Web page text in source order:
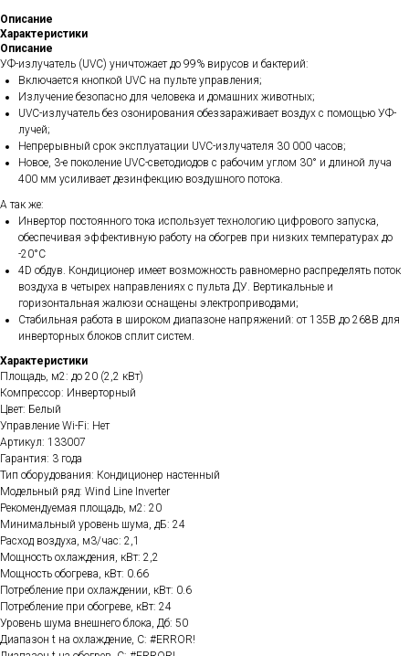
Описание
Характеристики
Описание
УФ-излучатель (UVC) уничтожает до 99% вирусов и бактерий:
Включается кнопкой UVC на пульте управления;
Излучение безопасно для человека и домашних животных;
UVC-излучатель без озонирования обеззараживает воздух с помощью УФ-
лучей;
Непрерывный срок эксплуатации UVC-излучателя 30 000 часов;
Новое, 3-е поколение UVC-светодиодов с рабочим углом 30° и длиной луча
400 мм усиливает дезинфекцию воздушного потока.
А так же:
Инвертор постоянного тока использует технологию цифрового запуска,
обеспечивая эффективную работу на обогрев при низких температурах до
-20°С
4D обдув. Кондиционер имеет возможность равномерно распределять поток
воздуха в четырех направлениях с пульта ДУ. Вертикальные и
горизонтальная жалюзи оснащены электроприводами;
Стабильная работа в широком диапазоне напряжений: от 135В до 268В для
инверторных блоков сплит систем.
Характеристики
Площадь, м2: до 20 (2,2 кВт)
Компрессор: Инверторный
Цвет: Белый
Управление Wi-Fi: Нет
Артикул: 133007
Гарантия: 3 года
Тип оборудования: Кондиционер настенный
Модельный ряд: Wind Line Inverter
Рекомендуемая площадь, м2: 20
Минимальный уровень шума, дБ: 24
Расход воздуха, м3/час: 2,1
Мощность охлаждения, кВт: 2,2
Мощность обогрева, кВт: 0.66
Потребление при охлаждении, кВт: 0.6
Потребление при обогреве, кВт: 24
Уровень шума внешнего блока, Дб: 50
Диапазон t на охлаждение, C: #ERROR!